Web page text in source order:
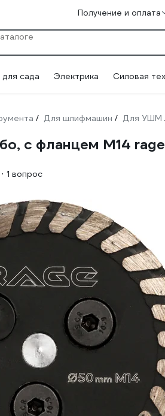
Получение и оплата
сада Электрика Силовая
/ Для шлифмашин / Для УШМ
с фланцем М14
1 вопрос